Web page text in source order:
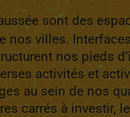
sont des
nos villes.
nos pieds
activités et
au sein de nos
carrés à investir,